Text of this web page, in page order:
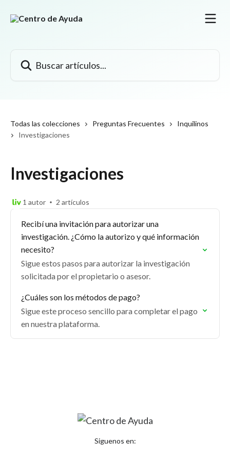
Todas las colecciones Preguntas Frecuentes
Inquilinos
Investigaciones
Investigaciones
1 autor 2 artículos
Recibí una invitación para autorizar una
investigación. ¿Cómo la autorizo y qué información
necesito?
Sigue estos pasos para autorizar la investigación
solicitada por el propietario o asesor.
¿Cuáles son los métodos de pago?
Sigue este proceso sencillo para completar el pago
en nuestra plataforma.
Siguenos en: